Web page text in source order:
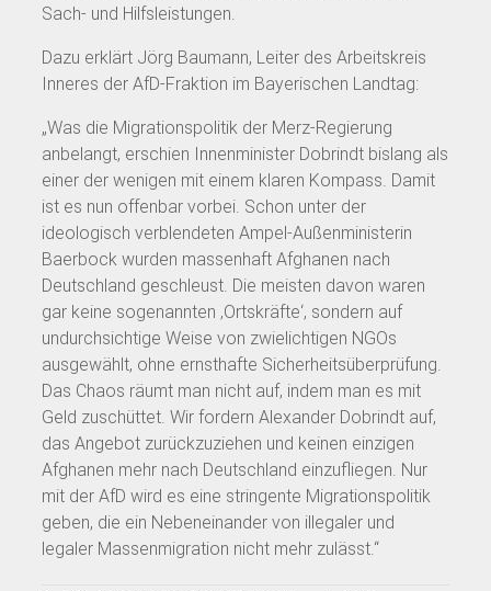
Sach- und Hilfsleistungen.
Dazu erklärt Jörg Baumann, Leiter des Arbeitskreis
Inneres der AfD-Fraktion im Bayerischen Landtag:
„Was die Migrationspolitik der Merz-Regierung
anbelangt, erschien Innenminister Dobrindt bislang als
einer der wenigen mit einem klaren Kompass. Damit
ist es nun offenbar vorbei. Schon unter der
ideologisch verblendeten Ampel-Außenministerin
Baerbock wurden massenhaft Afghanen nach
Deutschland geschleust. Die meisten davon waren
gar keine sogenannten ‚Ortskräfte‘, sondern auf
undurchsichtige Weise von zwielichtigen NGOs
ausgewählt, ohne ernsthafte Sicherheitsüberprüfung.
Das Chaos räumt man nicht auf, indem man es mit
Geld zuschüttet. Wir fordern Alexander Dobrindt auf,
das Angebot zurückzuziehen und keinen einzigen
Afghanen mehr nach Deutschland einzufliegen. Nur
mit der AfD wird es eine stringente Migrationspolitik
geben, die ein Nebeneinander von illegaler und
legaler Massenmigration nicht mehr zulässt.“